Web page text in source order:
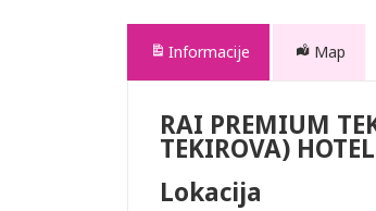
Informacije Map
RAI PREMIUM
TEKIROVA) HOTEL
Lokacija